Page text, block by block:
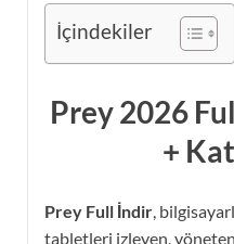
İçindekiler
Prey 2026
+
Prey Full İndir ,
tabletleri izleyen,